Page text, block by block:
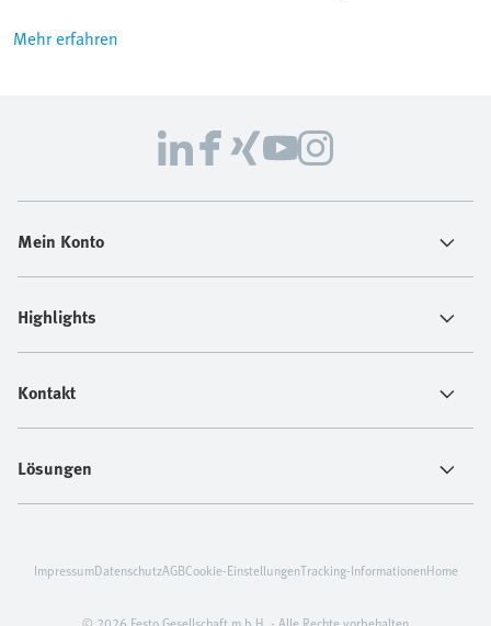
Mehr erfahren
Mein Konto
Highlights
Kontakt
Lösungen
ImpressumDatenschutzAGBCookie-EinstellungenTracking-InformationenHome